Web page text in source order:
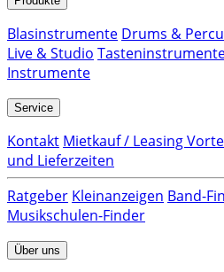
Blasinstrumente Drums &
Live & Studio
Instrumente
Service
Kontakt Mietkauf / Leasing
und Lieferzeiten
Ratgeber Kleinanzeigen Band-
Musikschulen-Finder
Über uns